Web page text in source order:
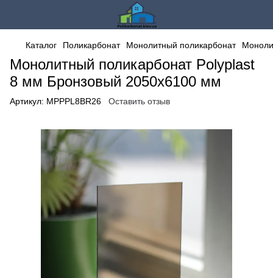
Каталог Поликарбонат Монолитный поликарбонат
Монолитный поликарбонат Polyplast
8 мм Бронзовый 2050x6100 мм
Артикул: MPPPL8BR26 Оставить отзыв